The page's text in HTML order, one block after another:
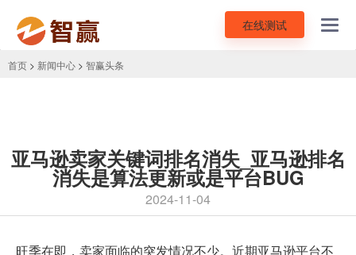
在线测试
首页 > 新闻中心 > 智赢头条
亚马逊卖家关键词排名消失_亚马逊排名
消失是算法更新或是平台BUG
2024-11-04
旺季在即，卖家面临的突发情况不少。近期亚马逊平台不